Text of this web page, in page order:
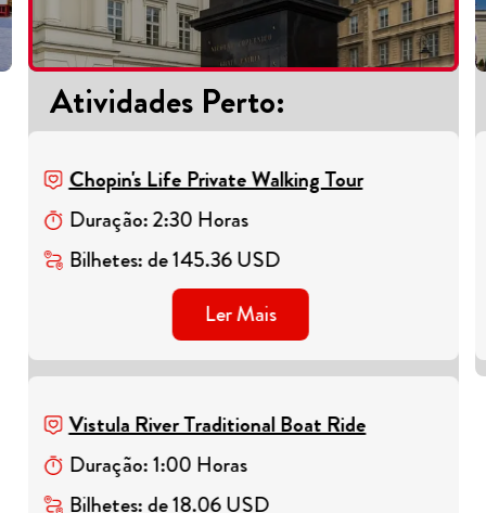
Atividades Perto:
Chopin's Life Private Walking Tour
Duração:2:30 Horas
Bilhetes:de145.36USD
Ler Mais
Vistula River Traditional Boat Ride
Duração:1:00 Horas
Bilhetes:de18.06USD